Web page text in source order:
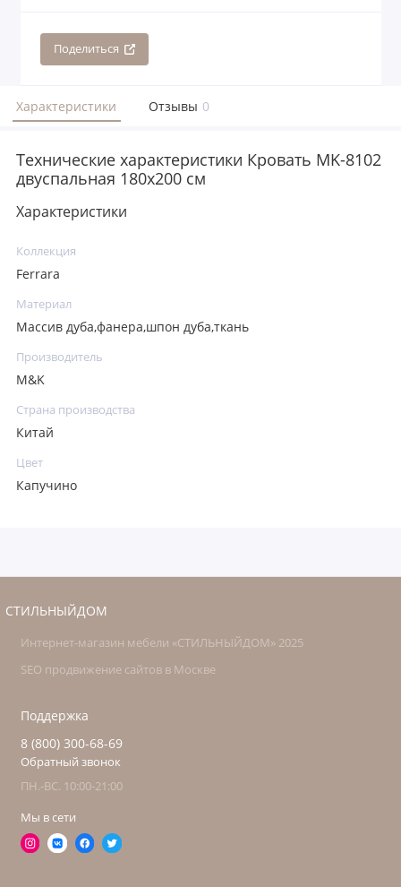
Поделиться
Характеристики Отзывы 0
Технические характеристики Кровать MK-8102
двуспальная 180х200 см
Характеристики
Коллекция
Ferrara
Материал
Массив дуба,фанера,шпон дуба,ткань
Производитель
M&K
Страна производства
Китай
Цвет
Капучино
СТИЛЬНЫЙДОМ
Интернет-магазин мебели «СТИЛЬНЫЙДОМ» 2025
SEO продвижение сайтов в Москве
Поддержка
8 (800) 300-68-69
Обратный звонок
ПН.-ВС. 10:00-21:00
Мы в сети